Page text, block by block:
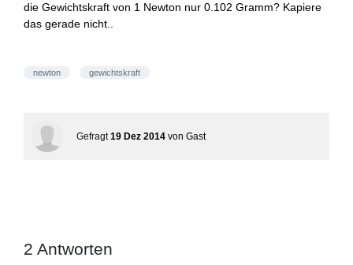
die Gewichtskraft von 1 Newton nur 0.102 Gramm? Kapiere
das gerade nicht..
newton gewichtskraft
Gefragt 19 Dez 2014 von Gast
2 Antworten